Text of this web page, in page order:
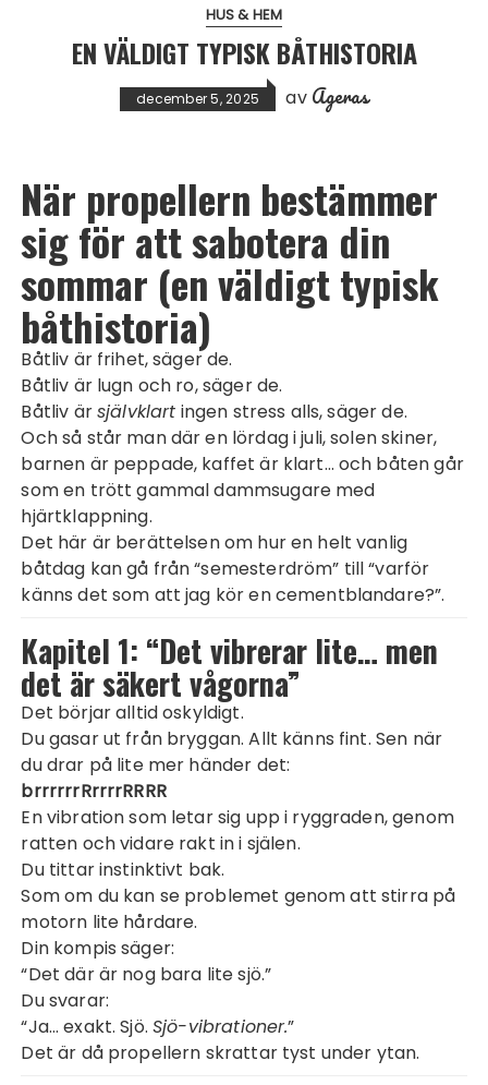
HUS & HEM
EN VÄLDIGT TYPISK BÅTHISTORIA
december 5, 2025 av Ageras
När propellern bestämmer
sig för att sabotera din
sommar (en väldigt typisk
båthistoria)
Båtliv är frihet, säger de.
Båtliv är lugn och ro, säger de.
Båtliv ärsjälvklart ingen stress alls, säger de.
Och så står man där en lördag i juli, solen skiner,
barnen är peppade, kaffet är klart… och båten går
som en trött gammal dammsugare med
hjärtklappning.
Det här är berättelsen om hur en helt vanlig
båtdag kan gå från “semesterdröm” till “varför
känns det som att jag kör en cementblandare?”.
Kapitel 1: “Det vibrerar lite… men
det är säkert vågorna”
Det börjar alltid oskyldigt.
Du gasar ut från bryggan. Allt känns fint. Sen när
du drar på lite mer händer det:
brrrrrrRrrrrRRRR
En vibration som letar sig upp i ryggraden, genom
ratten och vidare rakt in i själen.
Du tittar instinktivt bak.
Som om du kan se problemet genom att stirra på
motorn lite hårdare.
Din kompis säger:
“Det där är nog bara lite sjö.”
Du svarar:
“Ja… exakt. Sjö.Sjö-vibrationer.”
Det är då propellern skrattar tyst under ytan.